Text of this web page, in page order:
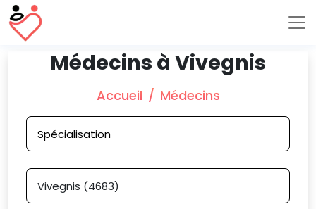
Médecins à Vivegnis
Accueil Médecins